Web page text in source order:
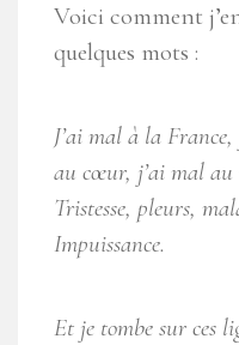
Voici comment
quelques mots :
J’ai mal à la
au cœur, j’ai mal au
Tristesse, pleurs,
Impuissance.
Et je tombe sur ces